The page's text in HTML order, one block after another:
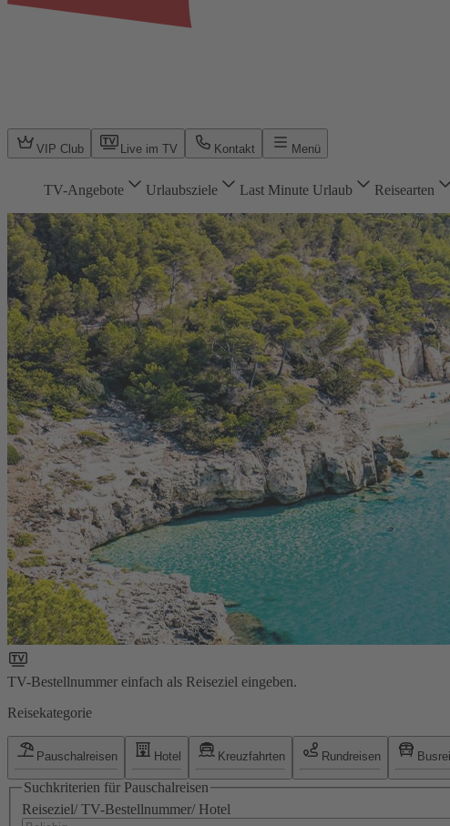
VIP Club Live im TV Kontakt Menü
TV-Angebote Urlaubsziele Last Minute Urlaub Reisearten
TV-Bestellnummer einfach als Reiseziel eingeben.
Reisekategorie
Pauschalreisen Hotel Kreuzfahrten Rundreisen
Suchkriterien für Pauschalreisen
Reiseziel/ TV-Bestellnummer/ Hotel